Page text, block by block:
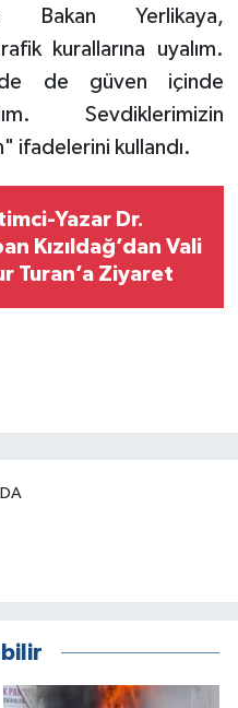
Bakan Yerlikaya,
kurallarına uyalım.
de güven içinde
Sevdiklerimizin
ifadelerini kullandı.
Yazar Dr.
Kızıldağ’dan Vali
Turan’a Ziyaret